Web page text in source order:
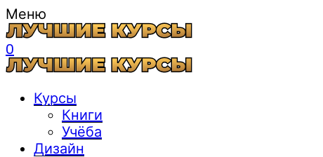
Меню
0
Курсы
Книги
Учёба
Дизайн